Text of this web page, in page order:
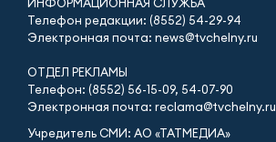
Телефон редакции: (8552) 54-29-94
Электронная почта: news@tvchelny.ru
ОТДЕЛ РЕКЛАМЫ
Телефон: (8552) 56-15-09, 54-07-90
Электронная почта: reclama@tvchelny.ru
Учредитель СМИ: АО «ТАТМЕДИА»